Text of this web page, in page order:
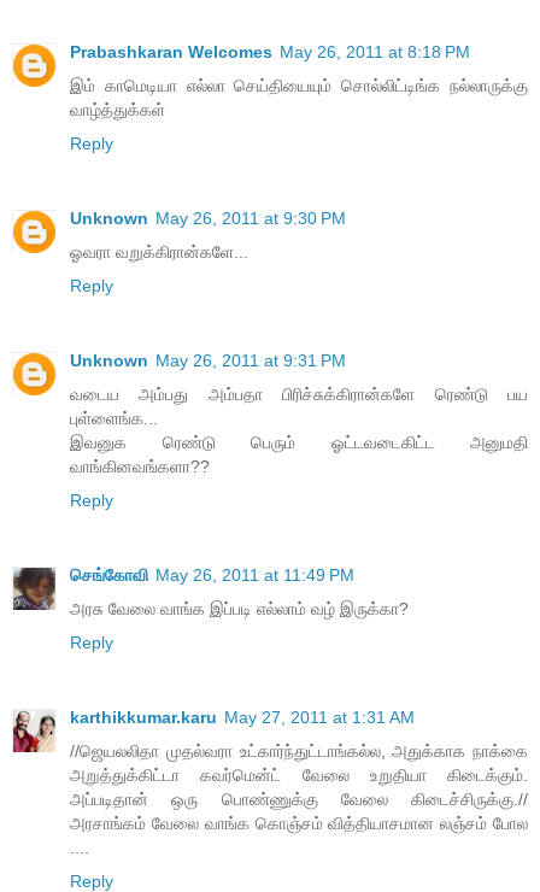
Prabashkaran Welcomes May 26, 2011 at 8:18 PM
இம் காமெடியா எல்லா செய்தியையும் சொல்லிட்டிங்க நல்லாருக்கு
வாழ்த்துக்கள்
Reply
Unknown May 26, 2011 at 9:30 PM
ஓவரா வறுக்கிரான்களே...
Reply
Unknown May 26, 2011 at 9:31 PM
வடைய அம்பது அம்பதா பிரிச்சுக்கிரான்களே ரெண்டு பய
புள்ளைங்க...
இவனுக ரெண்டு பெரும் ஓட்டவடைகிட்ட அனுமதி
வாங்கினவங்களா??
Reply
செங்கோவி May 26, 2011 at 11:49 PM
அரசு வேலை வாங்க இப்படி எல்லாம் வழ் இருக்கா?
Reply
karthikkumar.karu May 27, 2011 at 1:31 AM
//ஜெயலலிதா முதல்வரா உட்கார்ந்துட்டாங்கல்ல, அதுக்காக நாக்கை
அறுத்துக்கிட்டா கவர்மென்ட் வேலை உறுதியா கிடைக்கும்.
அப்படிதான் ஒரு பொண்ணுக்கு வேலை கிடைச்சிருக்கு.//
அரசாங்கம் வேலை வாங்க கொஞ்சம் வித்தியாசமான லஞ்சம் போல
Reply